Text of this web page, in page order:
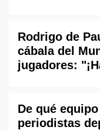
Rodrigo de
cábala del
jugadores:
De qué
periodistas